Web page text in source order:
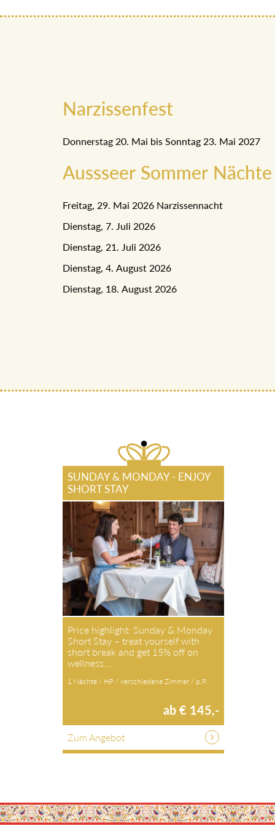
Narzissenfest
Donnerstag 20. Mai bis Sonntag 23. Mai 2027
Aussseer Sommer Nächte
Freitag, 29. Mai 2026 Narzissennacht
Dienstag, 7. Juli 2026
Dienstag, 21. Juli 2026
Dienstag, 4. August 2026
Dienstag, 18. August 2026
SUNDAY & MONDAY - ENJOY
SHORT STAY
Price highlight: Sunday & Monday
Short Stay – treat yourself with
short break and get 15% off on
wellness…
1 Nächte / HP / verschiedene Zimmer / p.P.
ab € 145,-
Zum Angebot